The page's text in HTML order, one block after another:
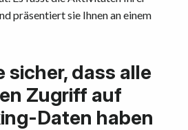
präsentiert sie Ihnen an einem
sicher, dass alle
Zugriff auf
Daten haben